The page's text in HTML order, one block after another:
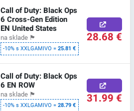
Call of Duty: Black Ops
6 Cross-Gen Edition
EN United States
na sklade 🏴
-10% s XXLGAMIVO =25.81 €
28.68 €
Call of Duty: Black Ops
6 EN ROW
na sklade 🏴
-10% s XXLGAMIVO =28.79 € 31.99 €